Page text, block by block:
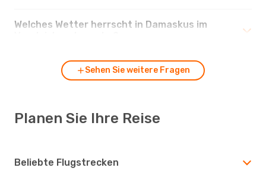
Welches Wetter herrscht in Damaskus im
Sehen Sie weitere Fragen
Planen Sie Ihre Reise
Beliebte Flugstrecken